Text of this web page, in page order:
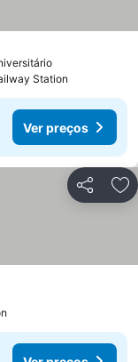
Ver preços
Station
Ver preços
Partilhar